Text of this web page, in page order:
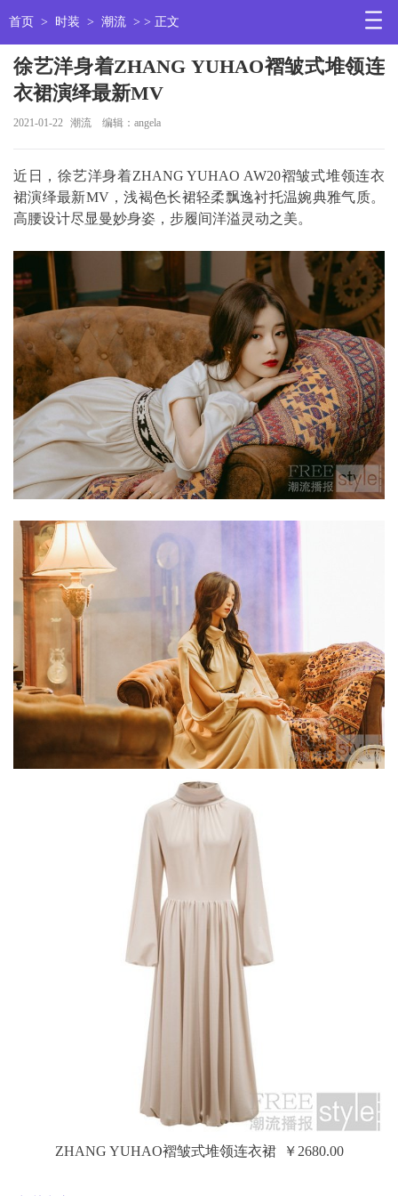
首页 > 时装 > 潮流 > > 正文
徐艺洋身着ZHANG YUHAO褶皱式堆领连
衣裙演绎最新MV
2021-01-22 潮流 编辑：angela
近日，徐艺洋身着ZHANG YUHAO AW20褶皱式堆领连衣
裙演绎最新MV，浅褐色长裙轻柔飘逸衬托温婉典雅气质。
高腰设计尽显曼妙身姿，步履间洋溢灵动之美。
ZHANG YUHAO褶皱式堆领连衣裙 ￥2680.00